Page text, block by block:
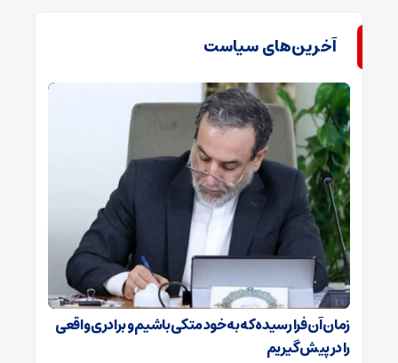
آخرین‌های سیاست
زمان آن فرا رسیده که به خود متکی باشیم و برادری واقعی
را در پیش گیریم